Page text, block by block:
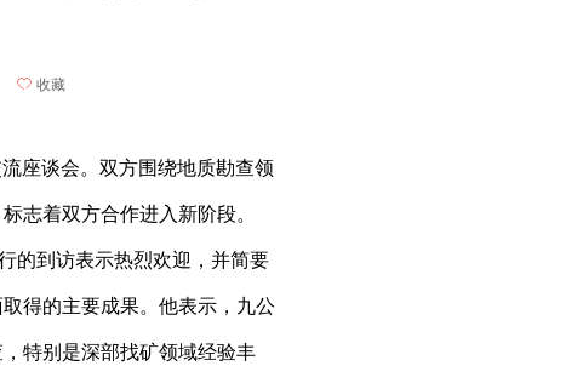
座谈会。双方围绕地质勘查领
志着双方合作进入新阶段。
的到访表示热烈欢迎，并简要
得的主要成果。他表示，九公
特别是深部找矿领域经验丰
ꄀ 收藏